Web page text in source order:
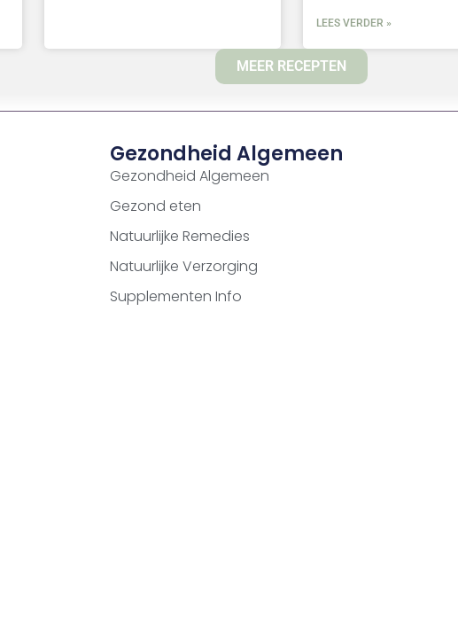
LEES VERDER »
MEER RECEPTEN
Gezondheid Algemeen
Gezondheid Algemeen
Gezond eten
Natuurlijke Remedies
Natuurlijke Verzorging
Supplementen Info